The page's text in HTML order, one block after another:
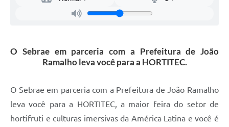
O Sebrae em parceria com a Prefeitura de João
Ramalho leva você para a HORTITEC.
O Sebrae em parceria com a Prefeitura de João Ramalho
leva você para a HORTITEC, a maior feira do setor de
hortifruti e culturas imersivas da América Latina e você é